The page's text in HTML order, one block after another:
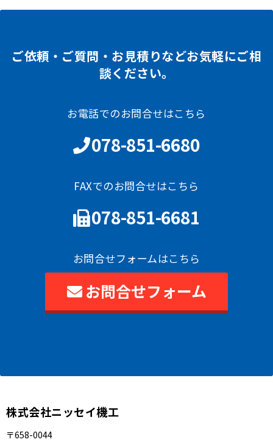
ご依頼・ご質問・お見積りなどお気軽にご相
談ください。
お電話でのお問合せはこちら
078-851-6680
FAXでのお問合せはこちら
078-851-6681
お問合せフォームはこちら
お問合せフォーム
株式会社ニッセイ機工
〒658-0044